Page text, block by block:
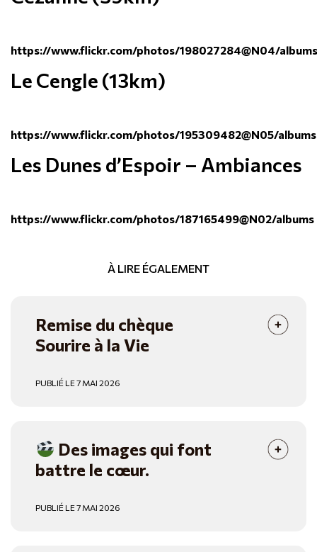
https://www.flickr.com/photos/198027284@N04/albums
Le Cengle (13km)
https://www.flickr.com/photos/195309482@N05/albums
Les Dunes d’Espoir – Ambiances
https://www.flickr.com/photos/187165499@N02/albums
À LIRE ÉGALEMENT
Remise du chèque
Sourire à la Vie
PUBLIÉ LE 7 MAI 2026
Des images qui font
battre le cœur.
PUBLIÉ LE 7 MAI 2026